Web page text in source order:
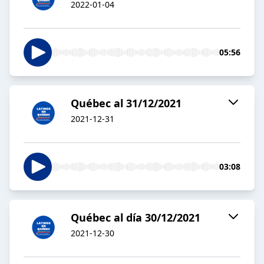
2022-01-04
05:56
Québec al 31/12/2021
2021-12-31
03:08
Québec al día 30/12/2021
2021-12-30